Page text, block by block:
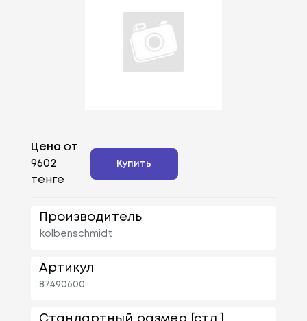
Цена от
9602
тенге
Купить
Производитель
kolbenschmidt
Артикул
87490600
Стандартный размер [стд.]